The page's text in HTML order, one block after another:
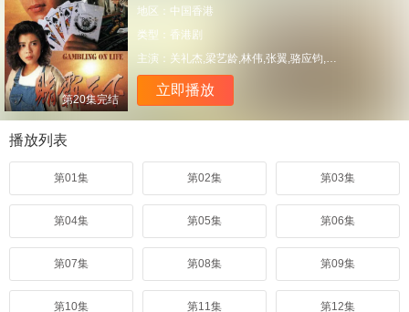
第20集完结
地区： 中国香港
类型： 香港剧
主演： 关礼杰,梁艺龄,林伟,张翼,骆应钧,关宝慧,刘兆铭
立即播放
播放列表
第01集 第02集 第03集
第04集 第05集 第06集
第07集 第08集 第09集
第10集 第11集 第12集